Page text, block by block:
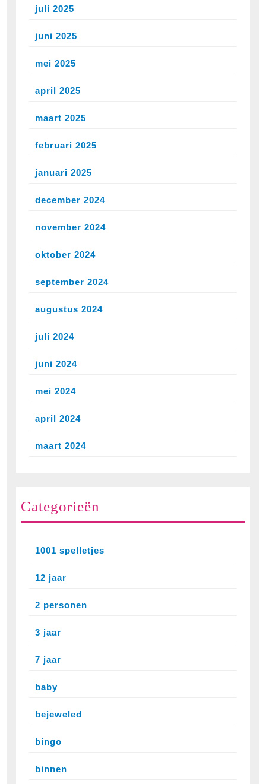
juli 2025
juni 2025
mei 2025
april 2025
maart 2025
februari 2025
januari 2025
december 2024
november 2024
oktober 2024
september 2024
augustus 2024
juli 2024
juni 2024
mei 2024
april 2024
maart 2024
Categorieën
1001 spelletjes
12 jaar
2 personen
3 jaar
7 jaar
baby
bejeweled
bingo
binnen